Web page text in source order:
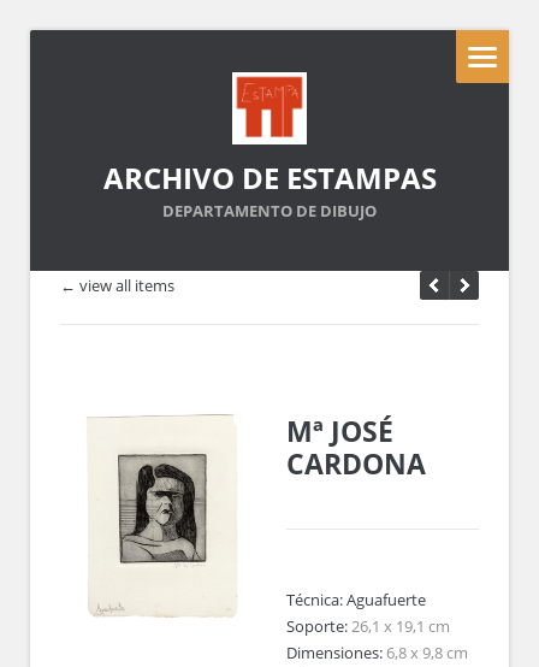
ARCHIVO DE ESTAMPAS
DEPARTAMENTO DE DIBUJO
← view all items
Mª JOSÉ
CARDONA
Técnica:Aguafuerte
Soporte:26,1 x 19,1 cm
Dimensiones:6,8 x 9,8 cm